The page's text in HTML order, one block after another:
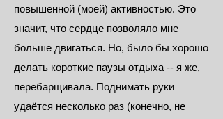
повышенной (моей) активностью. Это
значит, что сердце позволяло мне
больше двигаться. Но, было бы хорошо
делать короткие паузы отдыха -- я же,
перебарщивала. Поднимать руки
удаётся несколько раз (конечно, не